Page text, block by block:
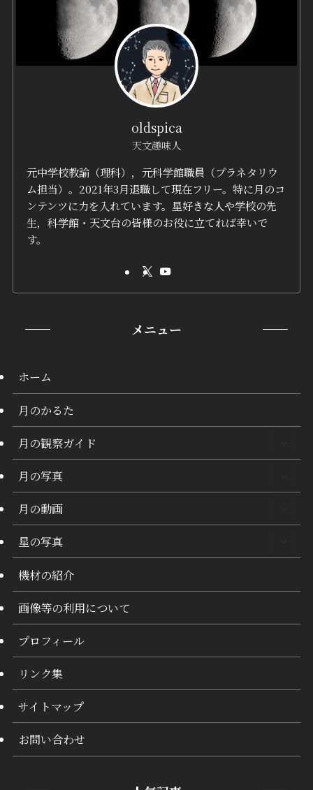
oldspica
天文趣味人
元中学校教諭（理科），元科学館職員（プラネタリウ
ム担当）。2021年3月退職して現在フリー。特に月のコ
ンテンツに力を入れています。星好きな人や学校の先
生，科学館・天文台の皆様のお役に立てれば幸いで
す。
メニュー
ホーム
月のかるた
月の観察ガイド
月の写真
月の動画
星の写真
機材の紹介
画像等の利用について
プロフィール
リンク集
サイトマップ
お問い合わせ